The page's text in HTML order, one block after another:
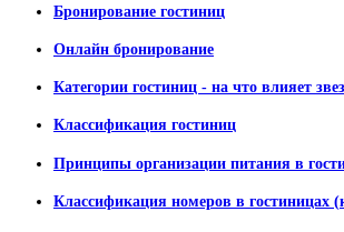
Бронирование гостиниц
Онлайн бронирование
Категории гостиниц - на что влияет
Классификация гостиниц
Принципы организации питания в
Классификация номеров в гостиницах